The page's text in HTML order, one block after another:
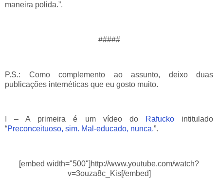
maneira polida.”.
#####
P.S.: Como complemento ao assunto, deixo duas
publicações internéticas que eu gosto muito.
I – A primeira é um vídeo do Rafuckointitulado
“Preconceituoso, sim. Mal-educado, nunca.”.
[embed width="500"]http://www.youtube.com/watch?
v=3ouza8c_Kis[/embed]